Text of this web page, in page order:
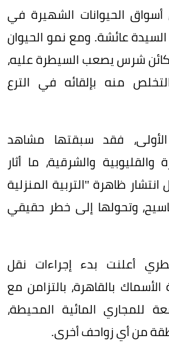
الحيوانات الشهيرة في
عائشة. ومع نمو الحيوان
كائن شرس يصعب السيطرة عليه،
منه بإلقائه في الترع
فقد سبقتها مشاهد
والشرقية، ما أثار
ظاهرة "التربية المنزلية
وتحولها إلى خطر حقيقي
أعلنت بدء إجراءات نقل
بالقاهرة، بالتزامن مع
للمجاري المائية المحيطة،
من أي زواحف أخرى.